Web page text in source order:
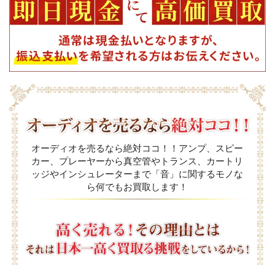
オーディオを売るなら絶対ココ！！アンプ、スピー
カー、プレーヤーから真空管やトランス、カートリ
ッジやインシュレーターまで「音」に関するモノな
ら何でもお買取します！